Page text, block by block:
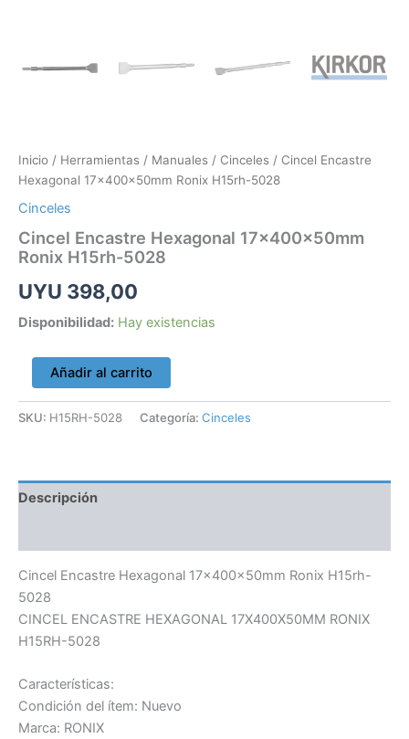
Inicio / Herramientas / Manuales / Cinceles / Cincel Encastre
Hexagonal 17x400x50mm Ronix H15rh-5028
Cinceles
Cincel Encastre Hexagonal 17x400x50mm
Ronix H15rh-5028
UYU 398,00
Disponibilidad: Hay existencias
Añadir al carrito
SKU: H15RH-5028 Categoría: Cinceles
Descripción
Cincel Encastre Hexagonal 17x400x50mm Ronix H15rh-
5028
CINCEL ENCASTRE HEXAGONAL 17X400X50MM RONIX
H15RH-5028
Características:
Condición del ítem: Nuevo
Marca: RONIX